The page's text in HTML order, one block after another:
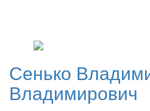
Сенько
Владимирович